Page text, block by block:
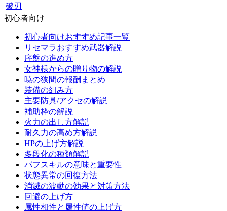
破刃
初心者向け
初心者向けおすすめ記事一覧
リセマラおすすめ武器解説
序盤の進め方
女神様からの贈り物の解説
暁の狭間の報酬まとめ
装備の組み方
主要防具/アクセの解説
補助枠の解説
火力の出し方解説
耐久力の高め方解説
HPの上げ方解説
多段化の種類解説
バフスキルの意味と重要性
状態異常の回復方法
消滅の波動の効果と対策方法
回避の上げ方
属性相性と属性値の上げ方